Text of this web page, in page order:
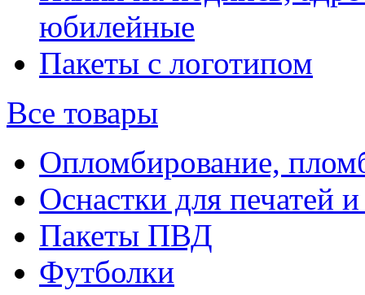
юбилейные
Пакеты с логотипом
Все товары
Опломбирование,
Оснастки для печатей
Пакеты ПВД
Футболки